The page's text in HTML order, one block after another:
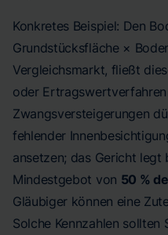
Konkretes Beispiel: Den
Grundstücksfläche ×
Vergleichsmarkt, fließt
oder Ertragswertverfahren
Zwangsversteigerungen
fehlender
ansetzen; das Gericht legt
Mindestgebot von 50 %
Gläubiger können eine
Solche Kennzahlen sollten